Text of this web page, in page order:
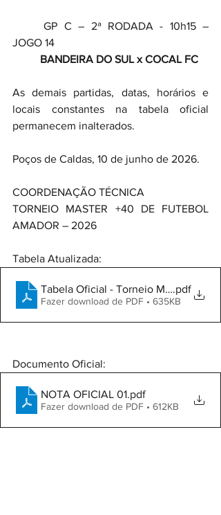
	GP C – 2ª RODADA - 10h15 –
JOGO 14
	BANDEIRA DO SUL x COCAL FC
As demais partidas, datas, horários e
locais constantes na tabela oficial
permanecem inalterados.
Poços de Caldas, 10 de junho de 2026.
COORDENAÇÃO TÉCNICA
TORNEIO MASTER +40 DE FUTEBOL
AMADOR – 2026
Tabela Atualizada:
Tabela Oficial - Torneio Master +40
.pdf
Fazer download de PDF • 635KB
Documento Oficial:
NOTA OFICIAL 01.pdf
Fazer download de PDF • 612KB